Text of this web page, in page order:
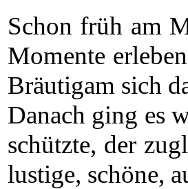
Schon früh am
Momente
Bräutigam sich
Danach ging es
schützte, der
lustige, schöne,